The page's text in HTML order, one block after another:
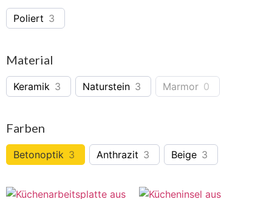
Poliert 3
Material
Keramik 3 Naturstein 3 Marmor 0
Farben
Betonoptik 3 Anthrazit 3 Beige 3